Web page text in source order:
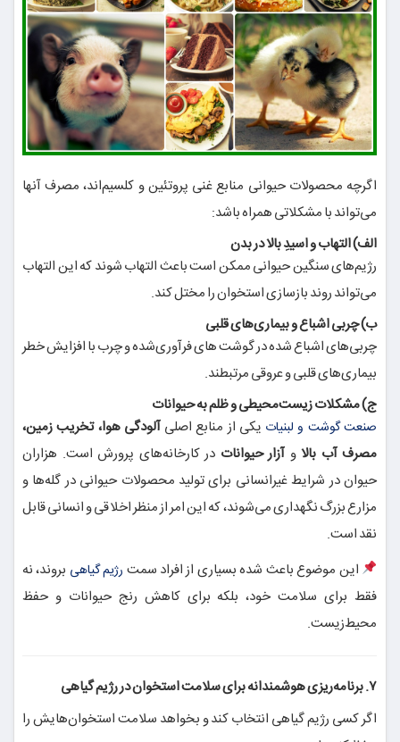
اگرچه محصولات حیوانی منابع غنی پروتئین و کلسیم‌اند، مصرف آنها
می‌تواند با مشکلاتی همراه باشد:
الف) التهاب و اسیدِ بالا در بدن
رژیم‌های سنگین حیوانی ممکن است باعث التهاب شوند که این التهاب
می‌تواند روند بازسازی استخوان را مختل کند.
ب) چربی اشباع و بیماری‌های قلبی
چربی‌های اشباع شده در گوشت های فرآوری‌شده و چرب با افزایش خطر
بیماری‌های قلبی و عروقی مرتبطند.
ج) مشکلات زیست‌محیطی و ظلم به حیوانات
صنعت گوشت و لبنیات یکی از منابع اصلیآلودگی هوا، تخریب زمین،
مصرف آب بالا و آزار حیوانات در کارخانه‌های پرورش است. هزاران
حیوان در شرایط غیرانسانی برای تولید محصولات حیوانی در گله‌ها و
مزارع بزرگ نگهداری می‌شوند، که این امر از منظر اخلاقی و انسانی قابل
نقد است.
این موضوع باعث شده بسیاری از افراد سمت رژیم گیاهی بروند، نه
فقط برای سلامت خود، بلکه برای کاهش رنج حیوانات و حفظ
محیط‌زیست.
۷. برنامه‌ریزی هوشمندانه برای سلامت استخوان در رژیم گیاهی
اگر کسی رژیم گیاهی انتخاب کند و بخواهد سلامت استخوان‌هایش را